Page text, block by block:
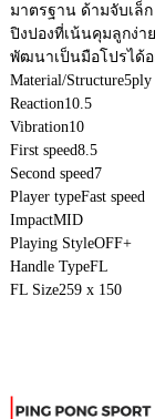
มาตรฐาน ด้ามจับเล็
ปิงปองที่เน้นคุมลูกง่
พัฒนาเป็นมือโปรได้
Material/Structure5ply
Reaction10.5
Vibration10
First speed8.5
Second speed7
Player typeFast speed
ImpactMID
Playing StyleOFF+
Handle TypeFL
FL Size259 x 150